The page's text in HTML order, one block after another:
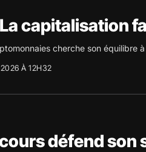
capitalisation
cherche son équilibre
À 12H32
défend